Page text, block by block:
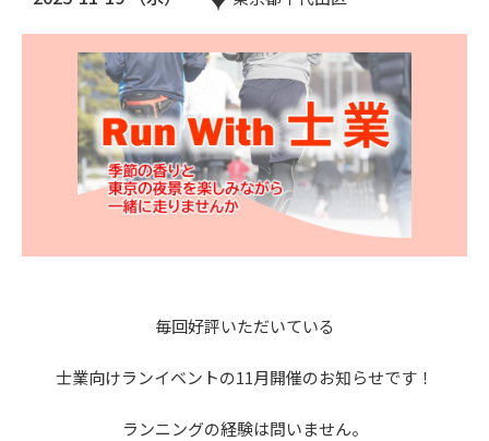
毎回好評いただいている
士業向けランイベントの11月開催のお知らせです！
ランニングの経験は問いません。